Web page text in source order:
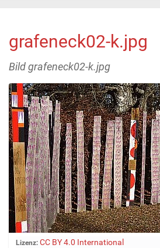
grafeneck02-k.jpg
Bild grafeneck02-k.jpg
ZLizenz: CC BY 4.0 International